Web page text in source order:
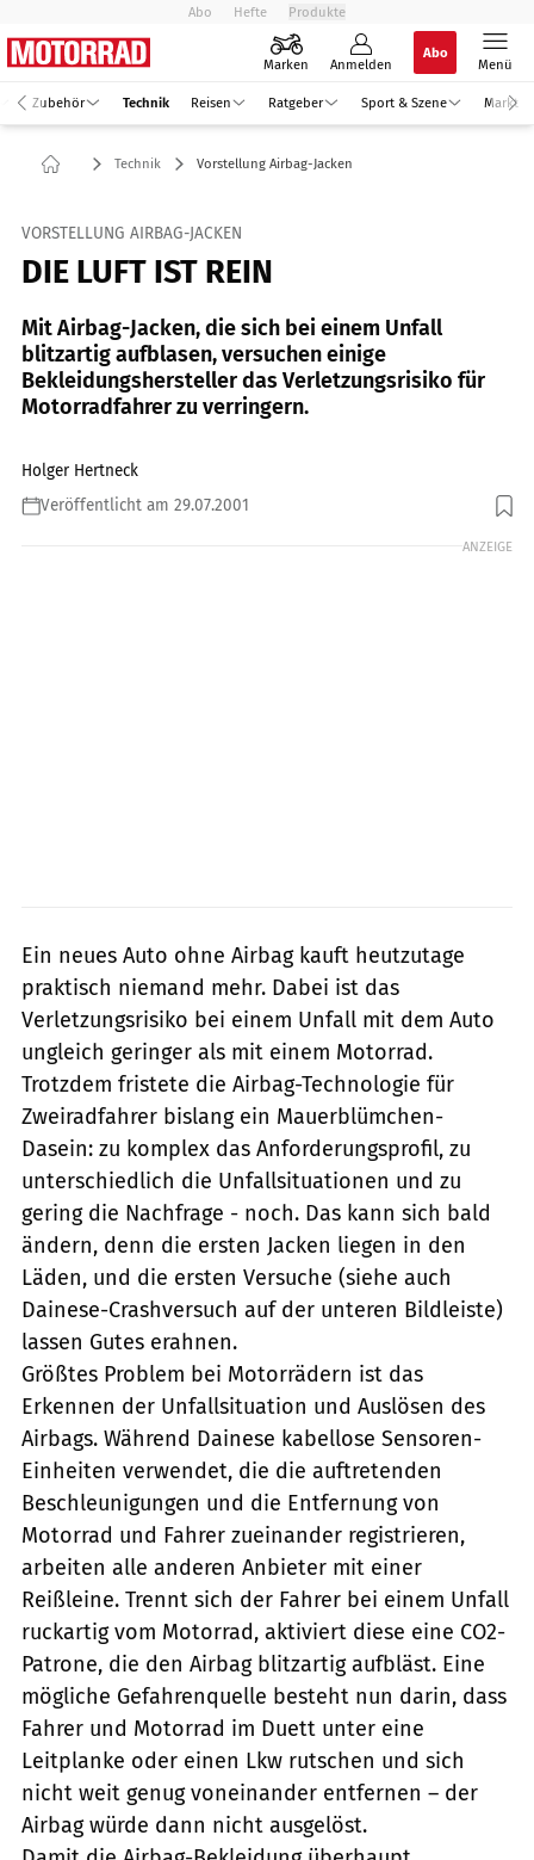
Abo Hefte Produkte
Marken Anmelden
Abo
Menü
Zubehör Technik Reisen Ratgeber Sport & Szene Markt
Technik Vorstellung Airbag-Jacken
VORSTELLUNG AIRBAG-JACKEN
DIE LUFT IST REIN
Mit Airbag-Jacken, die sich bei einem Unfall
blitzartig aufblasen, versuchen einige
Bekleidungshersteller das Verletzungsrisiko für
Motorradfahrer zu verringern.
Holger Hertneck
Veröffentlicht am 29.07.2001
ANZEIGE
Ein neues Auto ohne Airbag kauft heutzutage
praktisch niemand mehr. Dabei ist das
Verletzungsrisiko bei einem Unfall mit dem Auto
ungleich geringer als mit einem Motorrad.
Trotzdem fristete die Airbag-Technologie für
Zweiradfahrer bislang ein Mauerblümchen-
Dasein: zu komplex das Anforderungsprofil, zu
unterschiedlich die Unfallsituationen und zu
gering die Nachfrage - noch. Das kann sich bald
ändern, denn die ersten Jacken liegen in den
Läden, und die ersten Versuche (siehe auch
Dainese-Crashversuch auf der unteren Bildleiste)
lassen Gutes erahnen.
Größtes Problem bei Motorrädern ist das
Erkennen der Unfallsituation und Auslösen des
Airbags. Während Dainese kabellose Sensoren-
Einheiten verwendet, die die auftretenden
Beschleunigungen und die Entfernung von
Motorrad und Fahrer zueinander registrieren,
arbeiten alle anderen Anbieter mit einer
Reißleine. Trennt sich der Fahrer bei einem Unfall
ruckartig vom Motorrad, aktiviert diese eine CO2-
Patrone, die den Airbag blitzartig aufbläst. Eine
mögliche Gefahrenquelle besteht nun darin, dass
Fahrer und Motorrad im Duett unter eine
Leitplanke oder einen Lkw rutschen und sich
nicht weit genug voneinander entfernen – der
Airbag würde dann nicht ausgelöst.